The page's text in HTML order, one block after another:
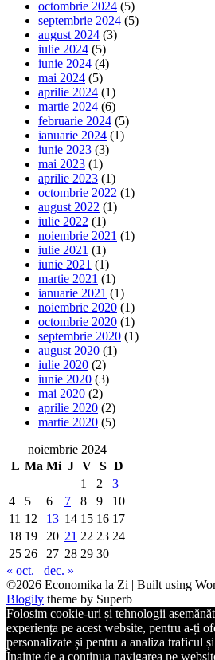
octombrie 2024 (5)
septembrie 2024 (5)
august 2024 (3)
iulie 2024 (5)
iunie 2024 (4)
mai 2024 (5)
aprilie 2024 (1)
martie 2024 (6)
februarie 2024 (5)
ianuarie 2024 (1)
iunie 2023 (3)
mai 2023 (1)
aprilie 2023 (1)
octombrie 2022 (1)
august 2022 (1)
iulie 2022 (1)
noiembrie 2021 (1)
iulie 2021 (1)
iunie 2021 (1)
martie 2021 (1)
ianuarie 2021 (1)
noiembrie 2020 (1)
octombrie 2020 (1)
septembrie 2020 (1)
august 2020 (1)
iulie 2020 (2)
iunie 2020 (3)
mai 2020 (2)
aprilie 2020 (2)
martie 2020 (5)
noiembrie 2024
L Ma Mi J V S D
1
2
3
4
5 6 7 8 9
10
11 12 13 14 15 16 17
18 19 20 21 22 23 24
25 26 27 28 29 30
« oct.
dec. »
©2026 Economika la Zi | Built using
Blogily theme by Superb
Folosim cookie-uri și tehnologii
experiența pe acest website, pentru a-ți
personalizate și pentru a analiza traficul
Înainte de a continua navigarea pe